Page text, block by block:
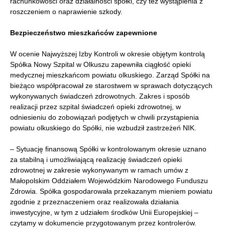
roszczeniem o naprawienie szkody.
Bezpieczeństwo mieszkańców zapewnione
W ocenie Najwyższej Izby Kontroli w okresie objętym kontrolą
Spółka Nowy Szpital w Olkuszu zapewniła ciągłość opieki
medycznej mieszkańcom powiatu olkuskiego. Zarząd Spółki na
bieżąco współpracował ze starostwem w sprawach dotyczących
wykonywanych świadczeń zdrowotnych. Zakres i sposób
realizacji przez szpital świadczeń opieki zdrowotnej, w
odniesieniu do zobowiązań podjętych w chwili przystąpienia
powiatu olkuskiego do Spółki, nie wzbudził zastrzeżeń NIK.
– Sytuację finansową Spółki w kontrolowanym okresie uznano
za stabilną i umożliwiającą realizację świadczeń opieki
zdrowotnej w zakresie wykonywanym w ramach umów z
Małopolskim Oddziałem Wojewódzkim Narodowego Funduszu
Zdrowia. Spółka gospodarowała przekazanym mieniem powiatu
zgodnie z przeznaczeniem oraz realizowała działania
inwestycyjne, w tym z udziałem środków Unii Europejskiej –
czytamy w dokumencie przygotowanym przez kontrolerów.